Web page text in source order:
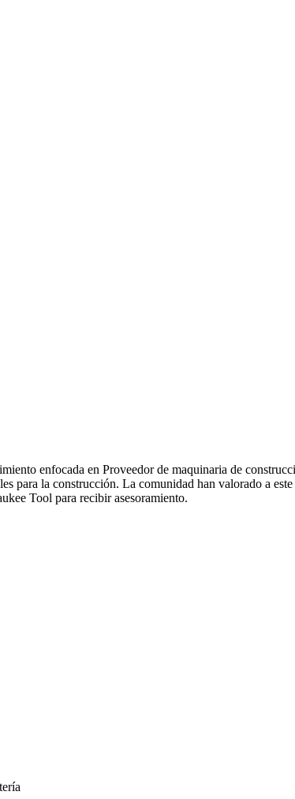
enfocada en Proveedor de maquinaria de
para la construcción. La comunidad han valorado a
Tool para recibir asesoramiento.